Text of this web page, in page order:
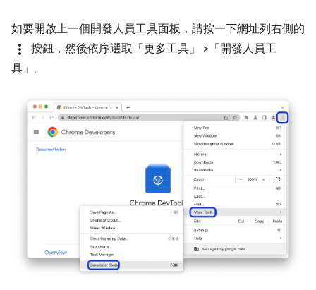
如要開啟上一個開發人員工具面板，請按一下網址列右側的
more_vert 按鈕，然後依序選取「更多工具」
>「開發人員工
具」 。